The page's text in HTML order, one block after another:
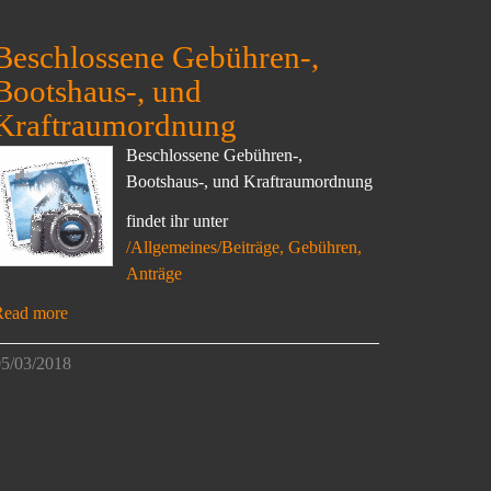
Gebühren-,
, und
Beschlossene Gebühren-,
Bootshaus-, und Kraftraumordnung
findet ihr unter
/Allgemeines/Beiträge, Gebühren,
Anträge
more
03/2018